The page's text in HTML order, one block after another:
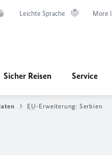
Leichte Sprache More
Sicher Reisen Service
EU-Erweiterung: Serbien